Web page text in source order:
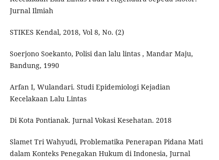
Jurnal Ilmiah
STIKES Kendal, 2018, Vol 8, No. (2)
Soerjono Soekanto, Polisi dan lalu lintas , Mandar Maju,
Bandung, 1990
Arfan I, Wulandari. Studi Epidemiologi Kejadian
Kecelakaan Lalu Lintas
Di Kota Pontianak. Jurnal Vokasi Kesehatan. 2018
Slamet Tri Wahyudi, Problematika Penerapan Pidana Mati
dalam Konteks Penegakan Hukum di Indonesia, Jurnal